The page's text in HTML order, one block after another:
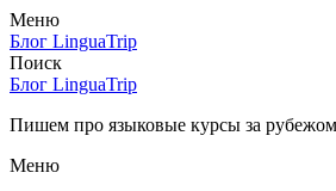
Меню
Блог LinguaTrip
Поиск
Блог LinguaTrip
Пишем про языковые курсы за рубежом
Меню